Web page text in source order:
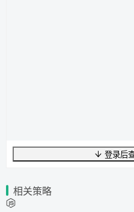
UTF-8214 字节29 字数0 行行 1,列 0
登录后
相关策略